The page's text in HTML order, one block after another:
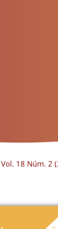
Vol. 18 Núm. 2